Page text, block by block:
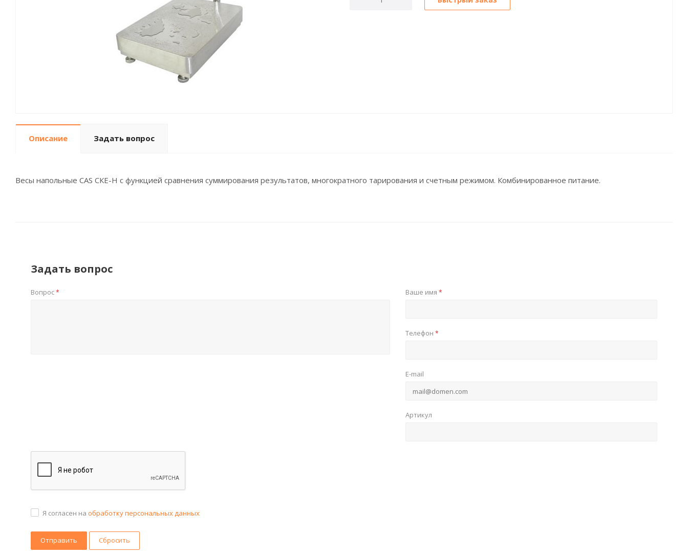
Описание Задать вопрос
Весы напольные CAS СКЕ-Н с функцией сравнения суммирования результатов, многократного тарирования и счетным режимом. Комбинированное питание.
Задать вопрос
Вопрос* Ваше имя *
Телефон *
E-mail
Артикул
Я согласен на обработку персональных данных
Сбросить